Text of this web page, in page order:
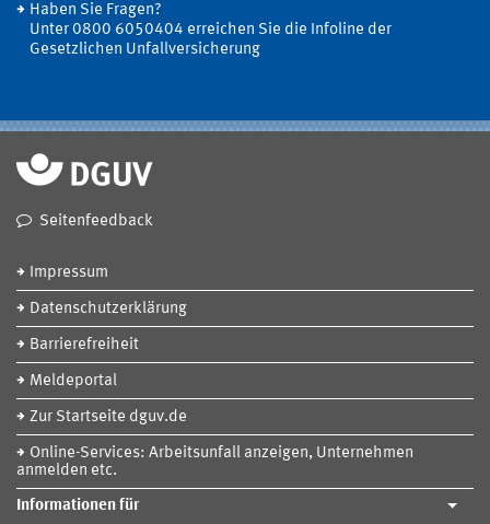
Haben Sie Fragen?
Unter 0800 6050404 erreichen Sie die Infoline der
Gesetzlichen Unfallversicherung
Seitenfeedback
Impressum
Datenschutzerklärung
Barrierefreiheit
Meldeportal
Zur Startseite dguv.de
Online-Services: Arbeitsunfall anzeigen, Unternehmen
anmelden etc.
Informationen für